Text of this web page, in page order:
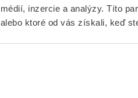
médií, inzercie a analýzy. Títo
alebo ktoré od vás získali, keď